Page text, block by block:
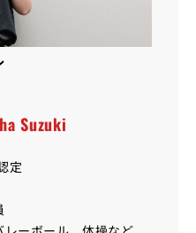
Suzuki
定